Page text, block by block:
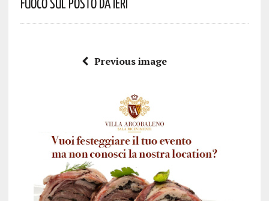
Previous image